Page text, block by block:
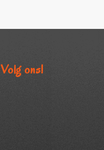
Volg ons!